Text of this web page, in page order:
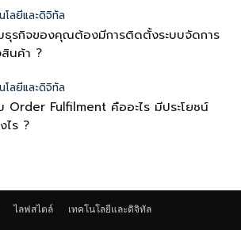
โลยีและดิจิทัล
ธุรกิจของคุณต้องมีการติดตั้งระบบจัดการ
คลังสินค้า ?
โลยีและดิจิทัล
Order Fulfilment คืออะไร มีประโยชน์
ไร ?
ไลฟสไตล์ เทคโนโลยีและดิจิทัล